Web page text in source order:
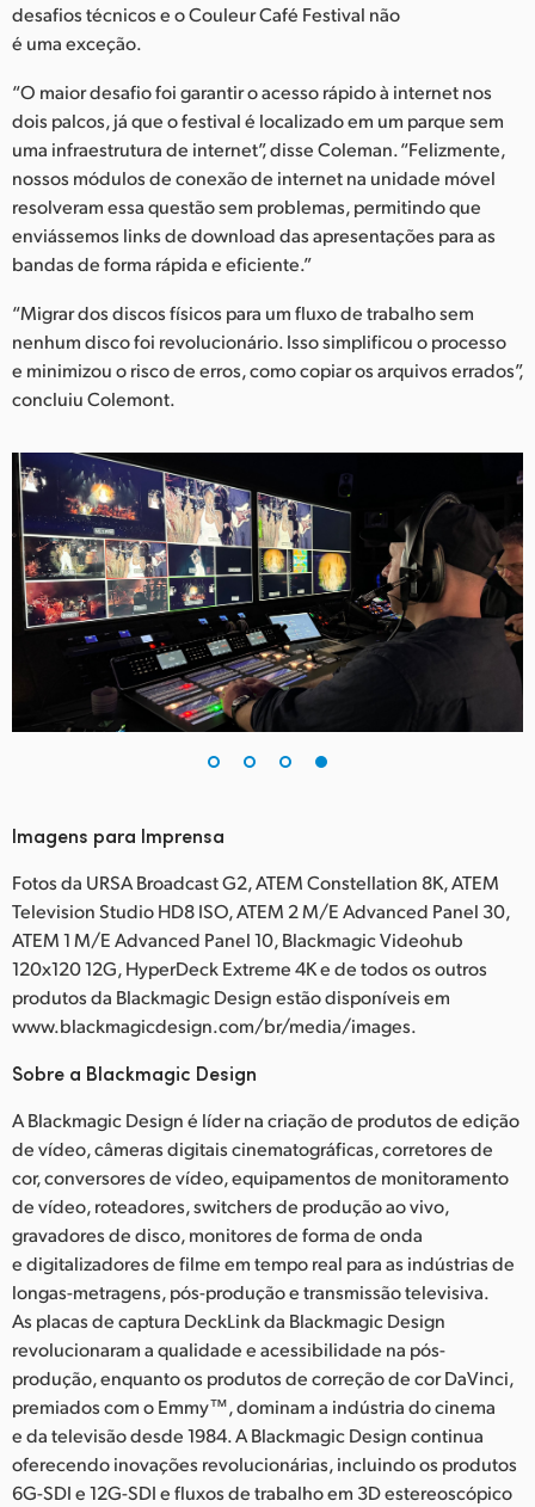
desafios técnicos e o Couleur Café Festival não
é uma exceção.
“O maior desafio foi garantir o acesso rápido à internet nos
dois palcos, já que o festival é localizado em um parque sem
uma infraestrutura de internet”, disse Coleman. “Felizmente,
nossos módulos de conexão de internet na unidade móvel
resolveram essa questão sem problemas, permitindo que
enviássemos links de download das apresentações para as
bandas de forma rápida e eficiente.”
“Migrar dos discos físicos para um fluxo de trabalho sem
nenhum disco foi revolucionário. Isso simplificou o processo
e minimizou o risco de erros, como copiar os arquivos errados”,
concluiu Colemont.
Imagens para Imprensa
Fotos da URSA Broadcast G2, ATEM Constellation 8K, ATEM
Television Studio HD8 ISO, ATEM 2 M/E Advanced Panel 30,
ATEM 1 M/E Advanced Panel 10, Blackmagic Videohub
120x120 12G, HyperDeck Extreme 4K e de todos os outros
produtos da Blackmagic Design estão disponíveis em
www.blackmagicdesign.com/br/media/images.
Sobre a Blackmagic Design
A Blackmagic Design é líder na criação de produtos de edição
de vídeo, câmeras digitais cinematográficas, corretores de
cor, conversores de vídeo, equipamentos de monitoramento
de vídeo, roteadores, switchers de produção ao vivo,
gravadores de disco, monitores de forma de onda
e digitalizadores de filme em tempo real para as indústrias de
longas-metragens, pós-produção e transmissão televisiva.
As placas de captura DeckLink da Blackmagic Design
revolucionaram a qualidade e acessibilidade na pós-
produção, enquanto os produtos de correção de cor DaVinci,
premiados com o Emmy™, dominam a indústria do cinema
e da televisão desde 1984. A Blackmagic Design continua
oferecendo inovações revolucionárias, incluindo os produtos
6G-SDI e 12G-SDI e fluxos de trabalho em 3D estereoscópico